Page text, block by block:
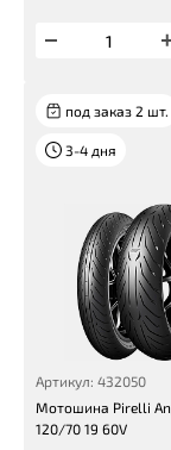
под заказ 2 шт.
3-4 дня
Артикул: 432050
Мотошина Pirelli
120/70 19 60V